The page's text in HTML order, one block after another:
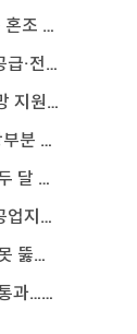
닥 ...
월 ...
호소
이 ...
역 ...
...
상 ...
대 ...